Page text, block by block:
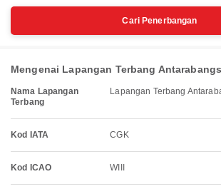
Cari Penerbangan
Mengenai Lapangan Terbang
Nama Lapangan
Terbang
Lapangan Terbang
Kod IATA CGK
Kod ICAO WIII